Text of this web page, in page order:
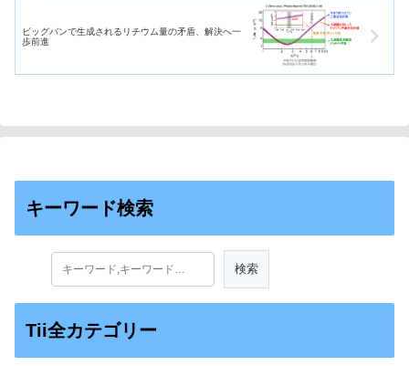
ビッグバンで生成されるリチウム量の矛盾、解決へ一
歩前進
キーワード検索
Tii全カテゴリー